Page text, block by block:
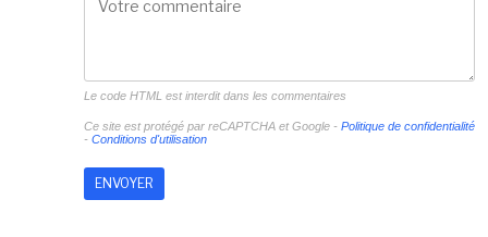
Le code HTML est interdit dans les commentaires
Ce site est protégé par reCAPTCHA et Google - Politique de confidentialité
- Conditions d'utilisation